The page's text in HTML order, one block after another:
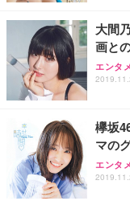
大間
画と
エンタ
欅坂
マの
エンタ